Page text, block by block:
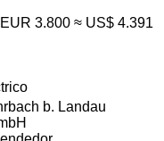
EUR 3.800 ≈ US$ 4.391
b. Landau